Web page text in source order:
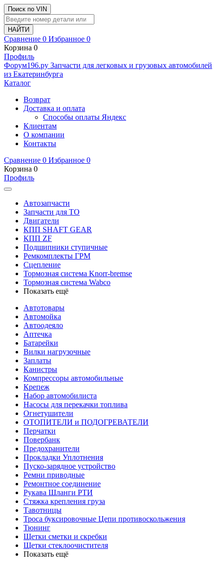
Поиск по VIN
Сравнение 0 Избранное 0
Корзина 0
Профиль
Фoрум196.ру Запчасти для легковых и грузовых автомобилей
из Екатеринбурга
Каталог
Возврат
Доставка и оплата
Способы оплаты Яндекс
Клиентам
О компании
Контакты
Сравнение 0 Избранное 0
Корзина 0
Профиль
Автозапчасти
Запчасти для ТО
Двигатели
КПП SHAFT GEAR
КПП ZF
Подшипники ступичные
Ремкомплекты ГРМ
Сцепление
Тормозная система Knorr-bremse
Тормозная система Wabco
Показать ещё
Автотовары
Автомойка
Автоодеяло
Аптечка
Батарейки
Вилки нагрузочные
Заплаты
Канистры
Компрессоры автомобильные
Крепеж
Набор автомобилиста
Насосы для перекачки топлива
Огнетушители
ОТОПИТЕЛИ и ПОДОГРЕВАТЕЛИ
Перчатки
Повербанк
Предохранители
Прокладки Уплотнения
Пуско-зарядное устройство
Ремни приводные
Ремонтное соединение
Рукава Шланги РТИ
Стяжка крепления груза
Тавотницы
Троса буксировочные Цепи противоскольжения
Тюнинг
Щетки сметки и скребки
Щетки стеклоочистителя
Показать ещё